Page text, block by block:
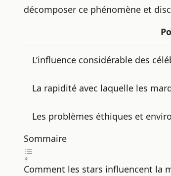
décomposer ce phénomène et
L’influence considérable des
La rapidité avec laquelle les
Les problèmes éthiques et
Sommaire
Comment les stars influencent la